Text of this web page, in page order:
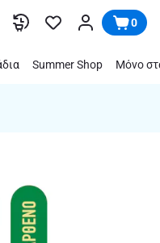
0
Summer Shop Μόνο